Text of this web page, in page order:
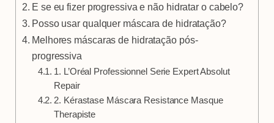
E se eu fizer progressiva e não hidratar o cabelo?
Posso usar qualquer máscara de hidratação?
Melhores máscaras de hidratação pós-
progressiva
1. L’Oréal Professionnel Serie Expert Absolut
Repair
2. Kérastase Máscara Resistance Masque
Therapiste